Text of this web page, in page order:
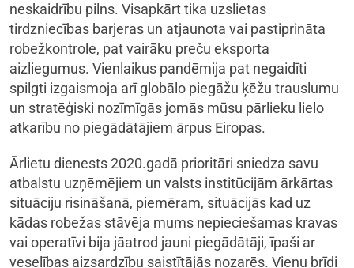
neskaidrību pilns. Visapkārt tika uzslietas
tirdzniecības barjeras un atjaunota vai pastiprināta
robežkontrole, pat vairāku preču eksporta
aizliegumus. Vienlaikus pandēmija pat negaidīti
spilgti izgaismoja arī globālo piegāžu ķēžu trauslumu
un stratēģiski nozīmīgās jomās mūsu pārlieku lielo
atkarību no piegādātājiem ārpus Eiropas.
Ārlietu dienests 2020.gadā prioritāri sniedza savu
atbalstu uzņēmējiem un valsts institūcijām ārkārtas
situāciju risināšanā, piemēram, situācijās kad uz
kādas robežas stāvēja mums nepieciešamas kravas
vai operatīvi bija jāatrod jauni piegādātāji, īpaši ar
veselības aizsardzību saistītājās nozarēs. Vienu brīdi